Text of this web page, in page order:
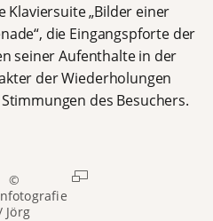
Klaviersuite „Bilder einer
die Eingangspforte der
seiner Aufenthalte in der
der Wiederholungen
des Besuchers.
©
Jörg